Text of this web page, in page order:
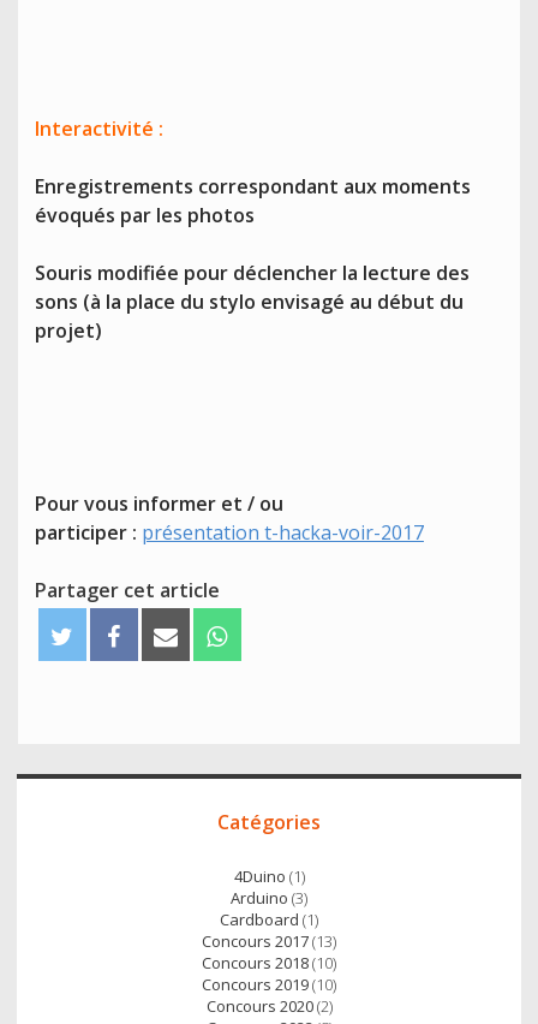
Interactivité :
Enregistrements correspondant aux moments
évoqués par les photos
Souris modifiée pour déclencher la lecture des
sons (à la place du stylo envisagé au début du
projet)
Pour vous informer et / ou
participer : présentation t-hacka-voir-2017
Partager cet article
w
e
a
o
m
h
A
p
Catégories
4Duino (1)
Arduino (3)
Cardboard (1)
Concours 2017(13)
Concours 2018(10)
Concours 2019(10)
Concours 2020(2)